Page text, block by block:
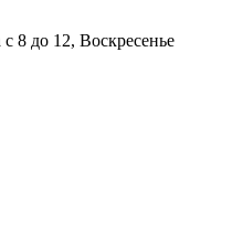
8 до 12, Воскресенье